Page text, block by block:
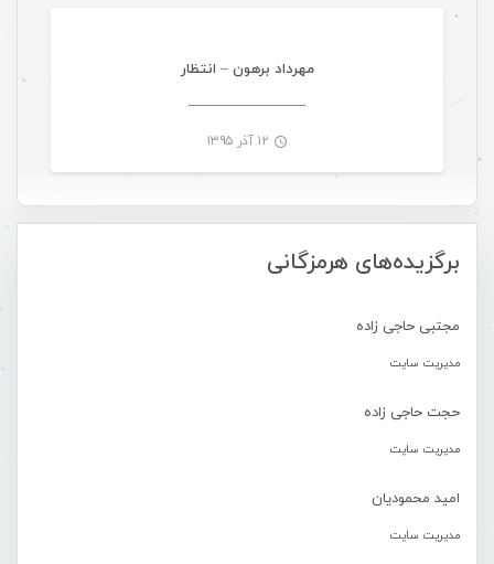
برگزیده‌های هرمزگانی
مجتبی حاجی زاده
مدیریت سایت
حجت حاجی زاده
مدیریت سایت
امید محمودیان
مدیریت سایت
مهرداد برهون – انتظار
۱۲ آذر ۱۳۹۵